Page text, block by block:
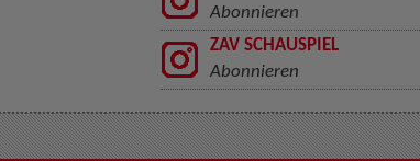
Abonnieren
ZAV SCHAUSPIEL
Abonnieren